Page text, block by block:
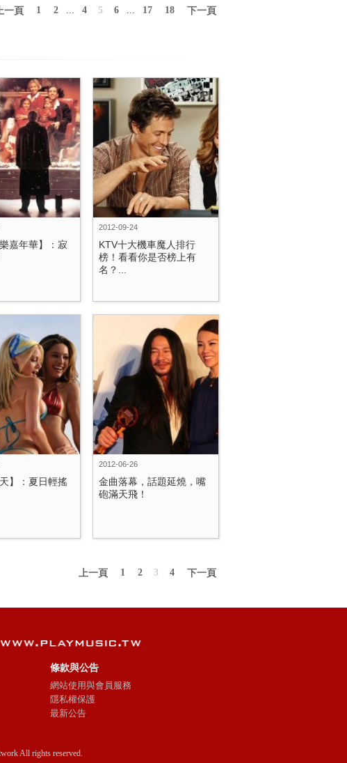
一頁 1 2 ... 4 5 6 ... 17 18 下一頁
樂嘉年華】：寂
2012-09-24
KTV十大機車魔人排行
榜！看看你是否榜上有
名？...
天】：夏日輕搖
2012-06-26
金曲落幕，話題延燒，嘴
砲滿天飛！
上一頁 1 2 3 4 下一頁
條款與公告
網站使用與會員服務
隱私權保護
最新公告
All rights reserved.